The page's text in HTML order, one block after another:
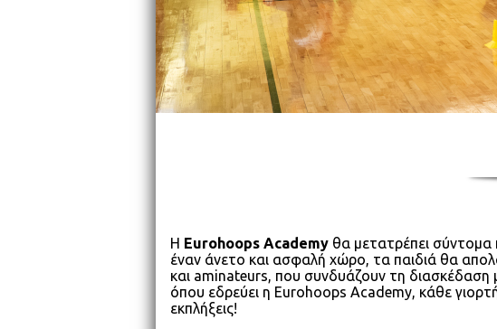
Η Eurohoops Academy θα μετατρέπει σύντομα
έναν άνετο και ασφαλή χώρο, τα παιδιά θα
και aminateurs, που συνδυάζουν τη
όπου εδρεύει η Eurohoops Academy, κάθε
εκπλήξεις!